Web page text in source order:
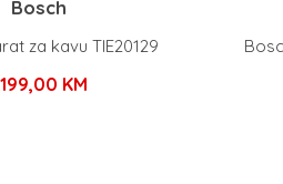
Bosch
za kavu TIE20129
KM